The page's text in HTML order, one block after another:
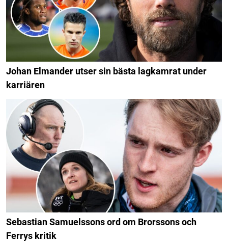
Johan Elmander utser sin bästa lagkamrat under
karriären
Sebastian Samuelssons ord om Brorssons och
Ferrys kritik